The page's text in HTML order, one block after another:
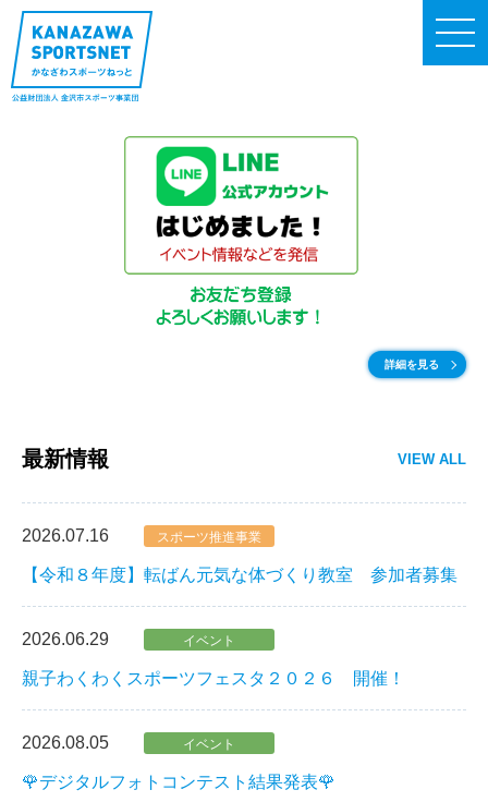
詳細を見る
最新情報 VIEW ALL
2026.07.16 スポーツ推進事業
【令和８年度】転ばん元気な体づくり教室 参加者募集
2026.06.29 イベント
親子わくわくスポーツフェスタ２０２６ 開催！
2026.08.05 イベント
🌹デジタルフォトコンテスト結果発表🌹